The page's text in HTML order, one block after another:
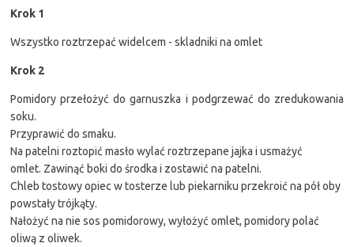
Krok 1
Wszystko roztrzepać widelcem - skladniki na omlet
Krok 2
Pomidory przełożyć do garnuszka i podgrzewać do zredukowania
soku.
Przyprawić do smaku.
Na patelni roztopić masło wylać roztrzepane jajka i usmażyć
omlet. Zawinąć boki do środka i zostawić na patelni.
Chleb tostowy opiec w tosterze lub piekarniku przekroić na pół oby
powstały trójkąty.
Nałożyć na nie sos pomidorowy, wyłożyć omlet, pomidory polać
oliwą z oliwek.